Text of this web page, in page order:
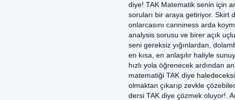
diye! TAK Matematik senin için
soruları bir araya getiriyor. Skirt
onlarcasını canniness arda
analysis sorusu ve birer açık
seni gereksiz yığınlardan,
en kısa, en anlaşılır haliyle
hızlı yola öğrenecek ardından
matematiği TAK diye
olmaktan çıkarıp zevkle
dersi TAK diye çözmek oluyor!.